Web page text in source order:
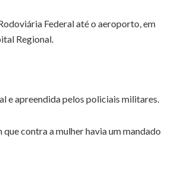
Federal até o aeroporto, em
Regional.
e apreendida pelos policiais militares.
contra a mulher havia um mandado